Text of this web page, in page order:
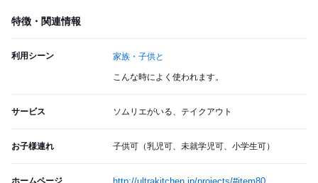
特徴・関連情報
利用シーン 家族・子供と
こんな時によく使われます。
サービス ソムリエがいる、テイクアウト
お子様連れ 子供可（乳児可、未就学児可、小学生可）